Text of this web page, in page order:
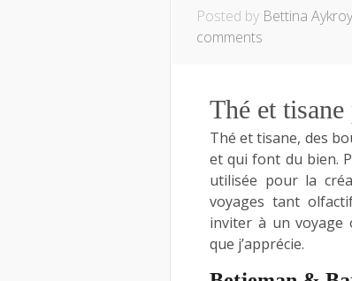
Posted by Bettina
comments
Thé et
Thé et tisane, des
et qui font du bien.
utilisée pour la
voyages tant
inviter à un voyage
que j’apprécie.